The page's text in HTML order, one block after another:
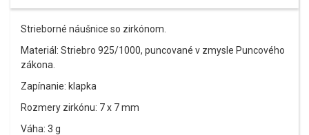
Strieborné náušnice so zirkónom.
Materiál: Striebro 925/1000, puncované v zmysle Puncového
zákona.
Zapínanie: klapka
Rozmery zirkónu: 7 x 7 mm
Váha: 3 g